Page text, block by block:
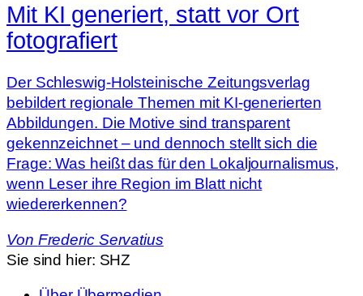
Mit KI generiert, statt vor Ort
fotografiert
Der Schleswig-Holsteinische Zeitungsverlag
bebildert regionale Themen mit KI-generierten
Abbildungen. Die Motive sind transparent
gekennzeichnet – und dennoch stellt sich die
Frage: Was heißt das für den Lokaljournalismus,
wenn Leser ihre Region im Blatt nicht
wiedererkennen?
Von Frederic Servatius
Sie sind hier: SHZ